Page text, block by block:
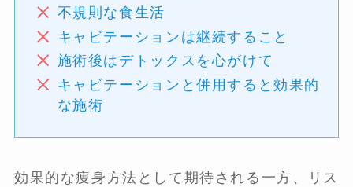
不規則な食生活
キャビテーションは継続すること
施術後はデトックスを心がけて
キャビテーションと併用すると効果的
な施術
効果的な痩身方法として期待される一方、リス